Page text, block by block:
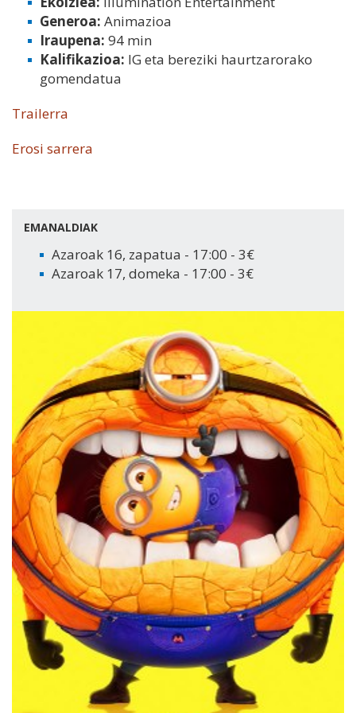
Generoa: Animazioa
Iraupena: 94 min
Kalifikazioa: IG eta bereziki haurtzarorako
gomendatua
Trailerra
Erosi sarrera
EMANALDIAK
Azaroak 16, zapatua - 17:00 - 3€
Azaroak 17, domeka - 17:00 - 3€